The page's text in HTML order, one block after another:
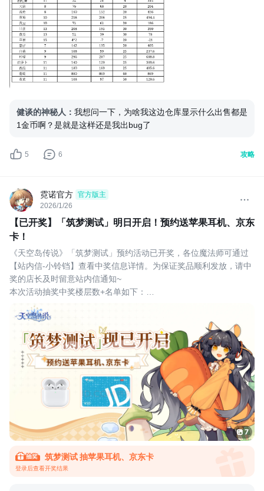
健谈的神秘人 ： 我想问一下，为啥我这边仓库显示什么出售都是
1金币啊？是就是这样还是我出bug了
攻略
5 6
霓诺官方 官方版主
2026/1/26
【已开奖】「筑梦测试」明日开启！预约送苹果耳机、京东
卡！
《天空岛传说》「筑梦测试」预约活动已开奖，各位魔法师可通过
【站内信-小铃铛】查看中奖信息详情。为保证奖品顺利发放，请中
奖的店长及时留意站内信通知~
本次活动抽奖中奖楼层数+名单如下：
获奖的玩家请7个工作日以内联系我们官方客服QQ：
3783992909，申请好友备注为“taptap+论坛昵称+论坛id号+《天空
岛传说》「筑梦测试」预约活动”，核对个人信息、中奖信息进行领
※奖品将在开奖后15个
7
筑梦测试 抽苹果耳机、京东卡
登录后查看开奖结果